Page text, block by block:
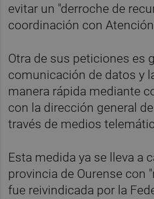
evitar un "derroche de
coordinación con
Otra de sus peticiones es
comunicación de datos y
manera rápida mediante
con la dirección general
través de medios
Esta medida ya se lleva a
provincia de Ourense con
fue reivindicada por la